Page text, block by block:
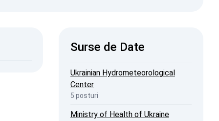
Surse de Date
Ukrainian Hydrometeorological
Center
5 posturi
Ministry of Health of Ukraine